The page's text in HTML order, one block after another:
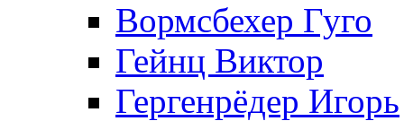
Вормсбехер Гуго
Гейнц Виктор
Гергенрёдер Игорь